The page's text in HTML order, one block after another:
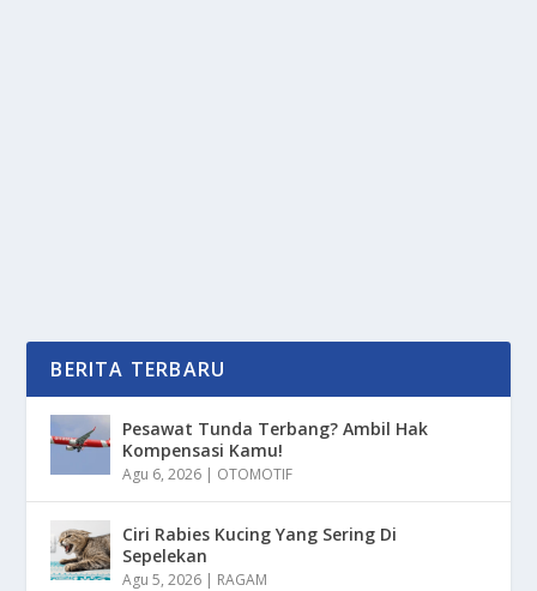
BERITA TERBARU
Pesawat Tunda Terbang? Ambil Hak
Kompensasi Kamu!
Agu 6, 2026 | OTOMOTIF
Ciri Rabies Kucing Yang Sering Di
Sepelekan
Agu 5, 2026 | RAGAM